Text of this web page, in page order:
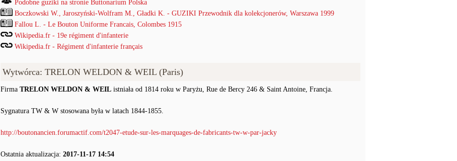
Podobne guziki na stronie Buttonarium Polska
Boczkowski W., Jaroszyński-Wolfram M., Gładki K. - GUZIKI Przewodnik dla kolekcjonerów, Warszawa 1999
Fallou L. - Le Bouton Uniforme Francais, Colombes 1915
Wikipedia.fr - 19e régiment d'infanterie
Wikipedia.fr - Régiment d'infanterie français
Wytwórca: TRELON WELDON & WEIL (Paris)
Firma TRELON WELDON & WEIL istniała od 1814 roku w Paryżu, Rue de Bercy 246 & Saint Antoine, Francja.
Sygnatura TW & W stosowana była w latach 1844-1855.
http://boutonancien.forumactif.com/t2047-etude-sur-les-marquages-de-fabricants-tw-w-par-jacky
Ostatnia aktualizacja: 2017-11-17 14:54